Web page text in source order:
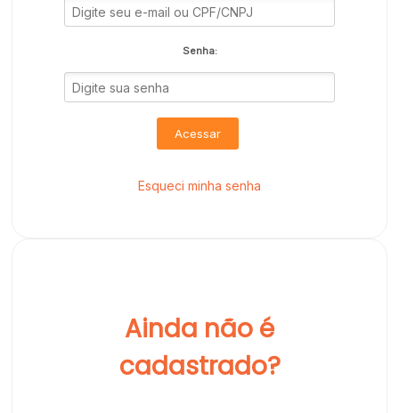
Senha:
Acessar
Esqueci minha senha
Ainda não é
cadastrado?